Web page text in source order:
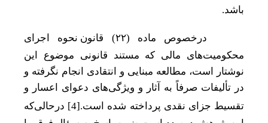
باشد.
درخصوص ماده (۲۲)
قانون نحوه اجرای
محکومیتهای مالی که مستند قانونی موضوع این
نوشتار است، مطالعه مبنایی و انتقادی انجام نگرفته و
در تألیفات صرفاً به آثار و ویژگیهای دعوای اعسار و
تقسیط جزای نقدی پرداخته شده است. [4] در‌حالی‌که